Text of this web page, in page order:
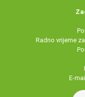
Radno vrijeme
E-